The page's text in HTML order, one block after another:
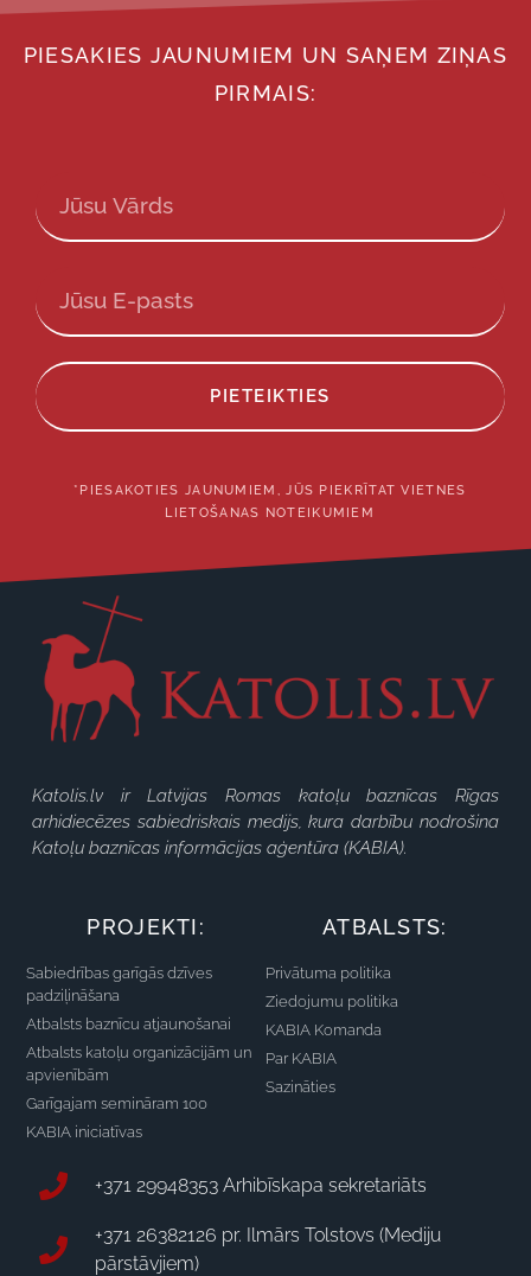
PIESAKIES JAUNUMIEM UN SAŅEM ZIŅAS
PIRMAIS:
PIETEIKTIES
*PIESAKOTIES JAUNUMIEM, JŪS PIEKRĪTAT VIETNES
LIETOŠANAS NOTEIKUMIEM
Katolis.lv ir Latvijas Romas katoļu baznīcas Rīgas
arhidiecēzes sabiedriskais medijs, kura darbību nodrošina
Katoļu baznīcas informācijas aģentūra (KABIA).
PROJEKTI:
Sabiedrības garīgās dzīves
padziļināšana
Atbalsts baznīcu atjaunošanai
Atbalsts katoļu organizācijām un
apvienībām
Garīgajam semināram 100
KABIA iniciatīvas
ATBALSTS:
Privātuma politika
Ziedojumu politika
KABIA Komanda
Par KABIA
Sazināties
+371 29948353 Arhibīskapa sekretariāts
+371 26382126 pr. Ilmārs Tolstovs (Mediju
pārstāvjiem)